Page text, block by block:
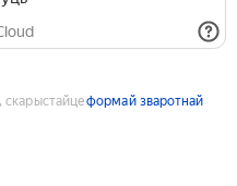
скарыстайцеформай зваротнай